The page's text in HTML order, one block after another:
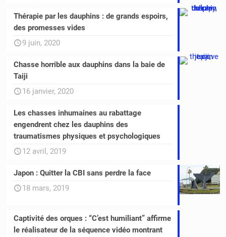
Thérapie par les dauphins : de grands espoirs,
des promesses vides
9 juin, 2020
Chasse horrible aux dauphins dans la baie de
Taiji
16 janvier, 2020
Les chasses inhumaines au rabattage
engendrent chez les dauphins des
traumatismes physiques et psychologiques
12 avril, 2019
Japon : Quitter la CBI sans perdre la face
18 mars, 2019
Captivité des orques : “C’est humiliant” affirme
le réalisateur de la séquence vidéo montrant